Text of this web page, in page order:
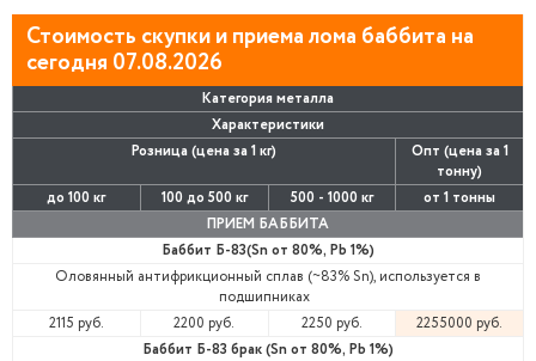
Стоимость скупки и приема лома баббита на
сегодня 07.08.2026
Категория металла
Характеристики
Розница (цена за 1 кг)
Опт (цена за 1
тонну)
до 100 кг
100 до 500 кг 500 - 1000 кг
от 1 тонны
ПРИЕМ БАББИТА
Баббит Б-83(Sn от 80%, Pb 1%)
Оловянный антифрикционный сплав (~83% Sn), используется в
подшипниках
2115 руб.
2200 руб. 2250 руб.
2255000 руб.
Баббит Б-83 брак (Sn от 80%, Pb 1%)